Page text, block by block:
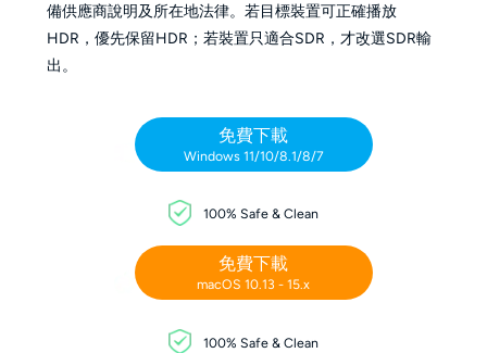
備供應商說明及所在地法律。若目標裝置可正確播放
HDR，優先保留HDR；若裝置只適合SDR，才改選SDR輸
出。
免費下載
Windows 11/10/8.1/8/7
100% Safe & Clean
免費下載
macOS 10.13 - 15.x
100% Safe & Clean